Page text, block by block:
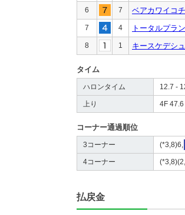
6 7 ベアカワイコ
7 4 トータルプラン
8 1 キースケデシュ
タイム
ハロンタイム 12.7 -
上り 4F
コーナー通過順位
3コーナー (*3,8)6,
4コーナー
払戻金